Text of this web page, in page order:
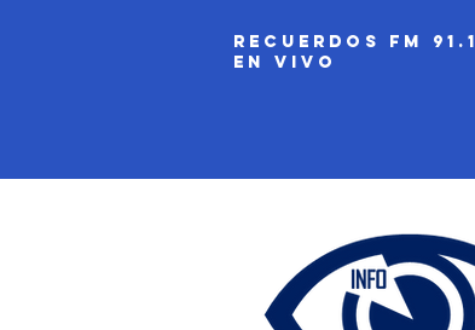
recuerdos fm 91.1
EN VIVO